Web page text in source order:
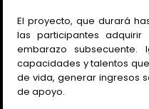
El proyecto, que durará
las participantes
embarazo subsecuente.
capacidades y talentos
de vida, generar ingresos
de apoyo.